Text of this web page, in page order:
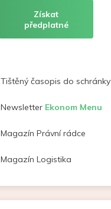
Získat
předplatné
Tištěný časopis do schránky
Newsletter Ekonom Menu
Magazín Právní rádce
Magazín Logistika